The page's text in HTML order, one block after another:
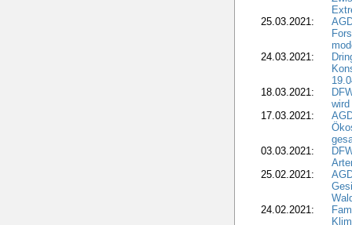
25.03.2021:
24.03.2021:
18.03.2021:
17.03.2021:
03.03.2021:
25.02.2021:
24.02.2021: